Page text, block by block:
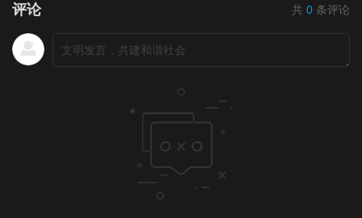
评论 共 0 条评论